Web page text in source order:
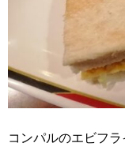
コンパルのエビフラ